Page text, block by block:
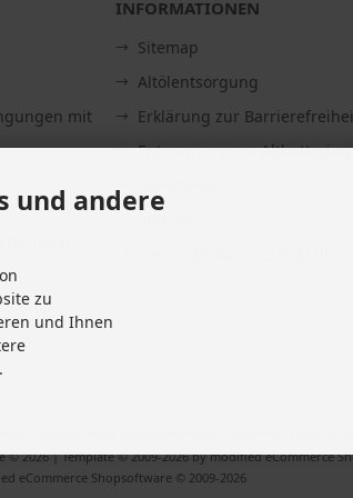
mit
INFORMATIONEN
Sitemap
Altölentsorgung
Erklärung zur
Entsorgung von Altbatterien
2026 | Template © 2009-2026 by modified eCommerce
eCommerce Shopsoftware © 2009-2026
und andere
zu
und Ihnen